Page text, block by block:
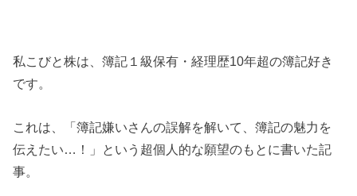
私こびと株は、簿記１級保有・経理歴10年超の簿記好き
です。
これは、「簿記嫌いさんの誤解を解いて、簿記の魅力を
伝えたい…！」という超個人的な願望のもとに書いた記
事。